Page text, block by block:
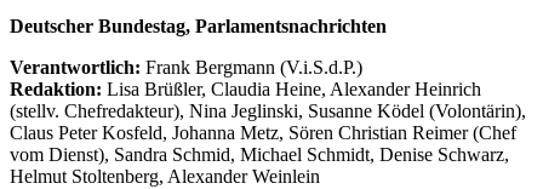
Deutscher Bundestag, Parlamentsnachrichten
Verantwortlich: Frank Bergmann (V.i.S.d.P.)
Redaktion: Lisa Brüßler, Claudia Heine, Alexander Heinrich
(stellv. Chefredakteur), Nina Jeglinski, Susanne Ködel (Volontärin),
Claus Peter Kosfeld, Johanna Metz, Sören Christian Reimer (Chef
vom Dienst), Sandra Schmid, Michael Schmidt, Denise Schwarz,
Helmut Stoltenberg, Alexander Weinlein